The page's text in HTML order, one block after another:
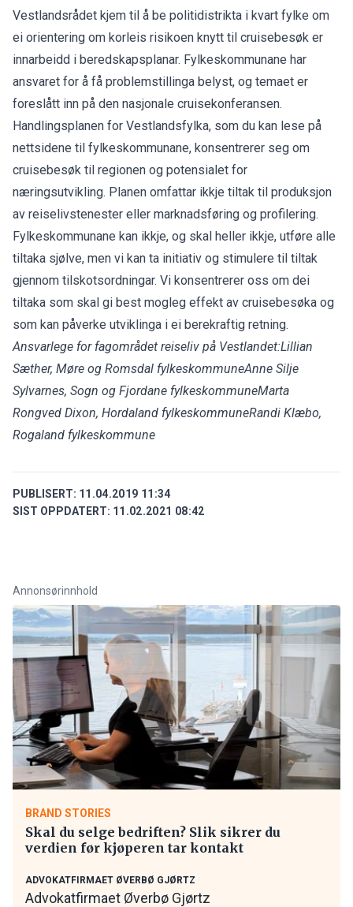
Vestlandsrådet kjem til å be politidistrikta i kvart fylke om
ei orientering om korleis risikoen knytt til cruisebesøk er
innarbeidd i beredskapsplanar. Fylkeskommunane har
ansvaret for å få problemstillinga belyst, og temaet er
foreslått inn på den nasjonale cruisekonferansen.
Handlingsplanen for Vestlandsfylka, som du kan lese på
nettsidene til fylkeskommunane, konsentrerer seg om
cruisebesøk til regionen og potensialet for
næringsutvikling. Planen omfattar ikkje tiltak til produksjon
av reiselivstenester eller marknadsføring og profilering.
Fylkeskommunane kan ikkje, og skal heller ikkje, utføre alle
tiltaka sjølve, men vi kan ta initiativ og stimulere til tiltak
gjennom tilskotsordningar. Vi konsentrerer oss om dei
tiltaka som skal gi best mogleg effekt av cruisebesøka og
som kan påverke utviklinga i ei berekraftig retning.
Ansvarlege for fagområdet reiseliv på Vestlandet:Lillian
Sæther, Møre og Romsdal fylkeskommuneAnne Silje
Sylvarnes, Sogn og Fjordane fylkeskommuneMarta
Rongved Dixon, Hordaland fylkeskommuneRandi Klæbo,
Rogaland fylkeskommune
PUBLISERT: 11.04.2019 11:34
SIST OPPDATERT: 11.02.2021 08:42
Annonsørinnhold
BRAND STORIES
Skal du selge bedriften? Slik sikrer du
verdien før kjøperen tar kontakt
ADVOKATFIRMAET ØVERBØ GJØRTZ
Advokatfirmaet Øverbø Gjørtz